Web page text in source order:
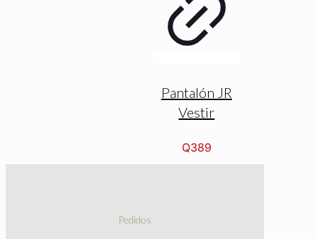
Pantalón JR
Vestir
Q389
Pedidos